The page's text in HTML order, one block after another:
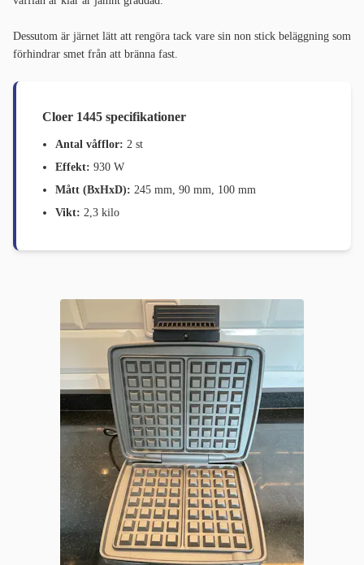
Dessutom är järnet lätt att rengöra tack vare sin non stick beläggning som
förhindrar smet från att bränna fast.
Cloer 1445 specifikationer
Antal våfflor: 2 st
Effekt: 930 W
Mått (BxHxD): 245 mm, 90 mm, 100 mm
Vikt: 2,3 kilo